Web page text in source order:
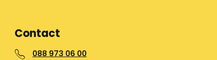
Contact
088 973 06 00